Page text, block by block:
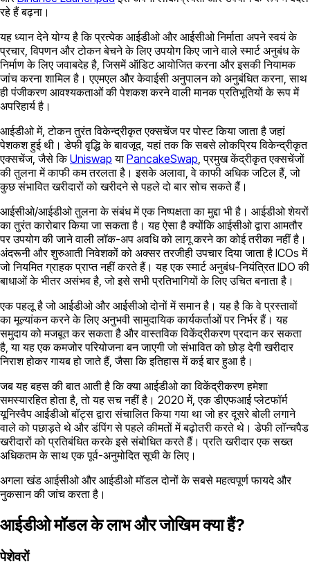
रहे हैं बढ़ना।
यह ध्यान देने योग्य है कि प्रत्येक आईडीओ और आईसीओ निर्माता अपने स्वयं के
प्रचार, विपणन और टोकन बेचने के लिए उपयोग किए जाने वाले स्मार्ट अनुबंध के
निर्माण के लिए जवाबदेह है, जिसमें ऑडिट आयोजित करना और इसकी नियामक
जांच करना शामिल है। एएमएल और केवाईसी अनुपालन को अनुबंधित करना, साथ
ही पंजीकरण आवश्यकताओं की पेशकश करने वाली मानक प्रतिभूतियों के रूप में
अपरिहार्य है।
आईडीओ में, टोकन तुरंत विकेन्द्रीकृत एक्सचेंज पर पोस्ट किया जाता है जहां
पेशकश हुई थी। डेफी वृद्धि के बावजूद, यहां तक ​​​​कि सबसे लोकप्रिय विकेन्द्रीकृत
एक्सचेंज, जैसे किUniswap या PancakeSwap, प्रमुख केंद्रीकृत एक्सचेंजों
की तुलना में काफी कम तरलता है। इसके अलावा, वे काफी अधिक जटिल हैं, जो
कुछ संभावित खरीदारों को खरीदने से पहले दो बार सोच सकते हैं।
आईसीओ/आईडीओ तुलना के संबंध में एक निष्पक्षता का मुद्दा भी है। आईडीओ शेयरों
का तुरंत कारोबार किया जा सकता है। यह ऐसा है क्योंकि आईसीओ द्वारा आमतौर
पर उपयोग की जाने वाली लॉक-अप अवधि को लागू करने का कोई तरीका नहीं है।
अंदरूनी और शुरुआती निवेशकों को अक्सर तरजीही उपचार दिया जाता है ICOs में
जो नियमित ग्राहक प्राप्त नहीं करते हैं। यह एक स्मार्ट अनुबंध-नियंत्रित IDO की
बाधाओं के भीतर असंभव है, जो इसे सभी प्रतिभागियों के लिए उचित बनाता है।
एक पहलू है जो आईडीओ और आईसीओ दोनों में समान है। यह है कि वे प्रस्तावों
का मूल्यांकन करने के लिए अनुभवी सामुदायिक कार्यकर्ताओं पर निर्भर हैं। यह
समुदाय को मजबूत कर सकता है और वास्तविक विकेंद्रीकरण प्रदान कर सकता
है, या यह एक कमजोर परियोजना बन जाएगी जो संभावित को छोड़ देगी खरीदार
निराश होकर गायब हो जाते हैं, जैसा कि इतिहास में कई बार हुआ है।
जब यह बहस की बात आती है कि क्या आईडीओ का विकेंद्रीकरण हमेशा
समस्यारहित होता है, तो यह सच नहीं है। 2020 में, एक डीएफआई प्लेटफॉर्म
यूनिस्वैप आईडीओ बॉट्स द्वारा संचालित किया गया था जो हर दूसरे बोली लगाने
वाले को पछाड़ते थे और डंपिंग से पहले कीमतों में बढ़ोतरी करते थे। डेफी लॉन्चपैड
खरीदारों को प्रतिबंधित करके इसे संबोधित करते हैं। प्रति खरीदार एक सख्त
अधिकतम के साथ एक पूर्व-अनुमोदित सूची के लिए।
अगला खंड आईसीओ और आईडीओ मॉडल दोनों के सबसे महत्वपूर्ण फायदे और
नुकसान की जांच करता है।
आईडीओ मॉडल के लाभ और जोखिम क्या हैं?
पेशेवरों